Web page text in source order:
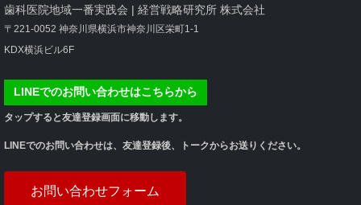
歯科医院地域一番実践会 | 経営戦略研究所 株式会社
〒221-0052 神奈川県横浜市神奈川区栄町1-1
KDX横浜ビル6F
LINEでのお問い合わせはこちらから
タップすると友達登録画面に移動します。
LINEでのお問い合わせは、友達登録後、トークからお送りください。
お問い合わせフォーム